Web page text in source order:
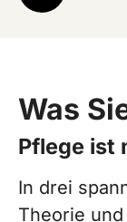
Was
Pflege ist
In drei
Theorie